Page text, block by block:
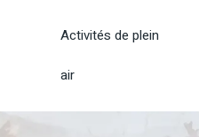
Activités de plein
air